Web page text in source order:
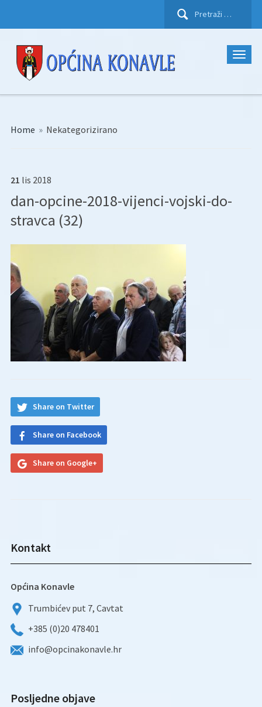
Pretraži:
Home » Nekategorizirano
21 lis 2018
dan-opcine-2018-vijenci-vojski-do-
stravca (32)
Share on Twitter
Share on Facebook
Share on Google+
Kontakt
Općina Konavle
Trumbićev put 7, Cavtat
+385 (0)20 478401
info@opcinakonavle.hr
Posljedne objave